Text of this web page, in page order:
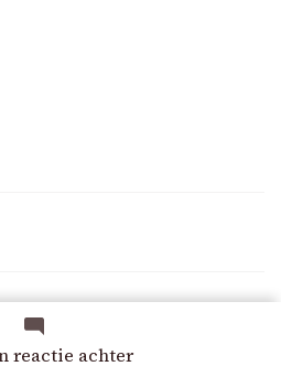
reactie achterop